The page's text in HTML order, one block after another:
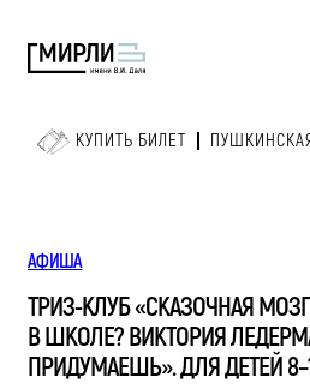
КУПИТЬ БИЛЕТ
АФИША
ТРИЗ-КЛУБ «СКАЗОЧНАЯ
В ШКОЛЕ? ВИКТОРИЯ
ПРИДУМАЕШЬ». ДЛЯ ДЕТЕЙ